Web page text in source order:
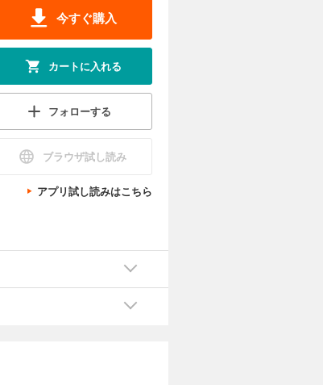
今すぐ購入
カートに入れる
フォローする
ブラウザ試し読み
アプリ試し読みはこちら